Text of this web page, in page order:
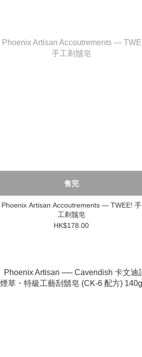
售完
Phoenix Artisan Accoutrements — TWEE! 手
工剃鬚皂
HK$178.00